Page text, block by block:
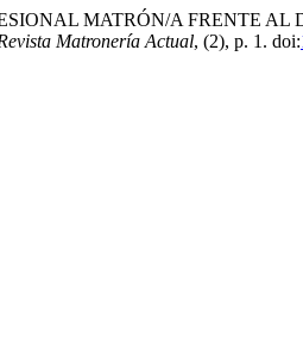
MATRÓN/A FRENTE
Matronería Actual, (2), p. 1. doi: